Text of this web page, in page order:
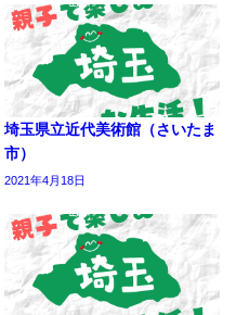
埼玉県立近代美術館（さいたま
市）
2021年4月18日